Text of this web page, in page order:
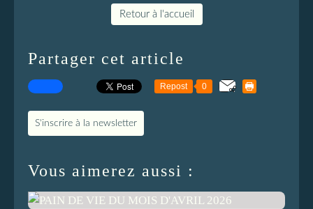
Retour à l'accueil
Partager cet article
Repost 0
S'inscrire à la newsletter
Vous aimerez aussi :